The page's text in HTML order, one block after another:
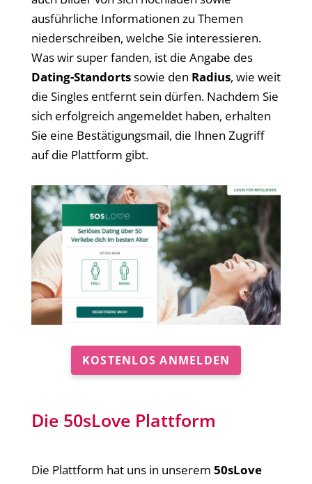
ausführliche Informationen zu Themen
niederschreiben, welche Sie interessieren.
Was wir super fanden, ist die Angabe des
Dating-Standortssowie den Radius, wie weit
die Singles entfernt sein dürfen. Nachdem Sie
sich erfolgreich angemeldet haben, erhalten
Sie eine Bestätigungsmail, die Ihnen Zugriff
auf die Plattform gibt.
KOSTENLOS ANMELDEN
Die 50sLove Plattform
Die Plattform hat uns in unserem 50sLove